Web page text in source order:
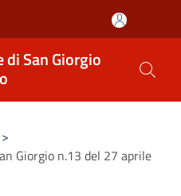
di San Giorgio
>
Giorgio n.13 del 27 aprile